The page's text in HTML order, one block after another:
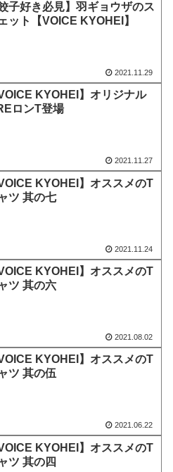
餃子好き必見】羽ギョウザのス
ット【VOICE KYOHEI】
2021.11.29
VOICE KYOHEI】オリジナル
ロンT登場
2021.11.27
VOICE KYOHEI】オススメのT
ツ 其の七
2021.11.24
VOICE KYOHEI】オススメのT
ツ 其の六
2021.08.02
VOICE KYOHEI】オススメのT
ツ 其の伍
2021.06.22
VOICE KYOHEI】オススメのT
ツ 其の四